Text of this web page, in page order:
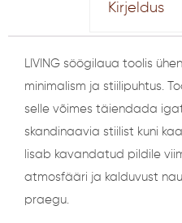
Kirjeldus
LIVING söögilaua toolis
minimalism ja stiilipuhtus.
selle võimes täiendada
skandinaavia stiilist kuni
lisab kavandatud pildile
atmosfääri ja kalduvust
praegu.